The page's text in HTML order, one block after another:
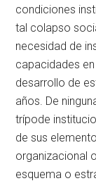
condiciones
tal colapso
necesidad de
capacidades
desarrollo de
años. De
trípode
de sus
organizacional
esquema o